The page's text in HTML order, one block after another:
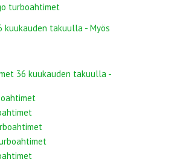
turboahtimet
kuukauden takuulla - Myös
36 kuukauden takuulla -